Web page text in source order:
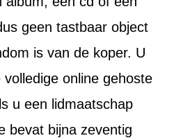
geen tastbaar object
is van de koper. U
online gehoste
u een lidmaatschap
bevat bijna zeventig